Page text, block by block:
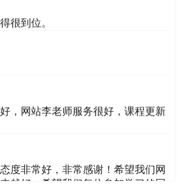
及的政府工作人员和有关专家，
回避。
全生产监督管理部门的应急预
民政府和上一级安全生产监督管
全生产监督管理职责的部门的
，网站李老师服务很好，课程更新
度非常好，非常感谢！希望我们网
越好，希望我们每位参加学习的同
满意的成绩，衷心感谢各位老师的